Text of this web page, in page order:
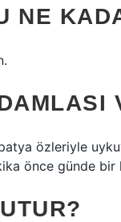
NE
özleriyle
önce günde bir